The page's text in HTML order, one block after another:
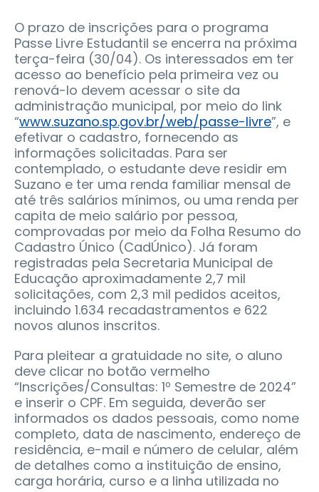
O prazo de inscrições para o programa
Passe Livre Estudantil se encerra na próxima
terça-feira (30/04). Os interessados em ter
acesso ao benefício pela primeira vez ou
renová-lo devem acessar o site da
administração municipal, por meio do link
“www.suzano.sp.gov.br/web/passe-livre”, e
efetivar o cadastro, fornecendo as
informações solicitadas. Para ser
contemplado, o estudante deve residir em
Suzano e ter uma renda familiar mensal de
até três salários mínimos, ou uma renda per
capita de meio salário por pessoa,
comprovadas por meio da Folha Resumo do
Cadastro Único (CadÚnico). Já foram
registradas pela Secretaria Municipal de
Educação aproximadamente 2,7 mil
solicitações, com 2,3 mil pedidos aceitos,
incluindo 1.634 recadastramentos e 622
novos alunos inscritos.
Para pleitear a gratuidade no site, o aluno
deve clicar no botão vermelho
“Inscrições/Consultas: 1º Semestre de 2024”
e inserir o CPF. Em seguida, deverão ser
informados os dados pessoais, como nome
completo, data de nascimento, endereço de
residência, e-mail e número de celular, além
de detalhes como a instituição de ensino,
carga horária, curso e a linha utilizada no